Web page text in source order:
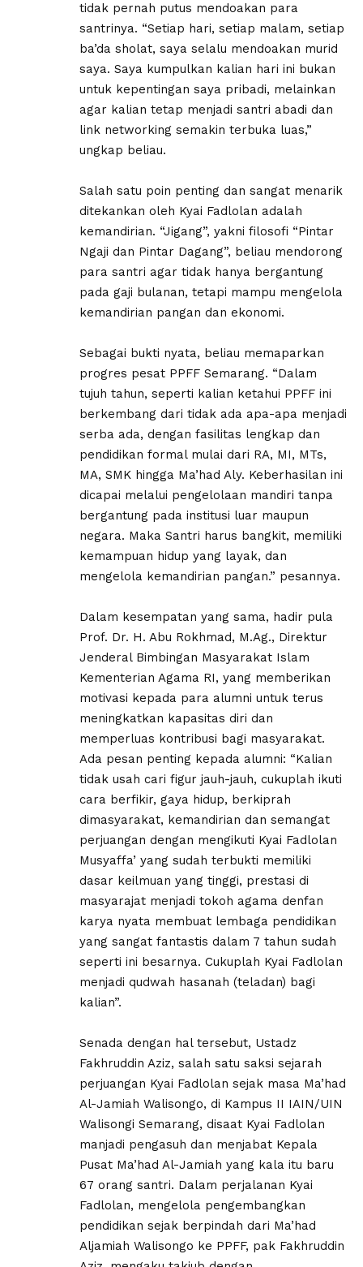
tidak pernah putus mendoakan para
santrinya. “Setiap hari, setiap malam, setiap
ba’da sholat, saya selalu mendoakan murid
saya. Saya kumpulkan kalian hari ini bukan
untuk kepentingan saya pribadi, melainkan
agar kalian tetap menjadi santri abadi dan
link networking semakin terbuka luas,”
ungkap beliau.
Salah satu poin penting dan sangat menarik
ditekankan oleh Kyai Fadlolan adalah
kemandirian. “Jigang”, yakni filosofi “Pintar
Ngaji dan Pintar Dagang”, beliau mendorong
para santri agar tidak hanya bergantung
pada gaji bulanan, tetapi mampu mengelola
kemandirian pangan dan ekonomi.
Sebagai bukti nyata, beliau memaparkan
progres pesat PPFF Semarang. “Dalam
tujuh tahun, seperti kalian ketahui PPFF ini
berkembang dari tidak ada apa-apa menjadi
serba ada, dengan fasilitas lengkap dan
pendidikan formal mulai dari RA, MI, MTs,
MA, SMK hingga Ma’had Aly. Keberhasilan ini
dicapai melalui pengelolaan mandiri tanpa
bergantung pada institusi luar maupun
negara. Maka Santri harus bangkit, memiliki
kemampuan hidup yang layak, dan
mengelola kemandirian pangan.” pesannya.
Dalam kesempatan yang sama, hadir pula
Prof. Dr. H. Abu Rokhmad, M.Ag., Direktur
Jenderal Bimbingan Masyarakat Islam
Kementerian Agama RI, yang memberikan
motivasi kepada para alumni untuk terus
meningkatkan kapasitas diri dan
memperluas kontribusi bagi masyarakat.
Ada pesan penting kepada alumni: “Kalian
tidak usah cari figur jauh-jauh, cukuplah ikuti
cara berfikir, gaya hidup, berkiprah
dimasyarakat, kemandirian dan semangat
perjuangan dengan mengikuti Kyai Fadlolan
Musyaffa’ yang sudah terbukti memiliki
dasar keilmuan yang tinggi, prestasi di
masyarajat menjadi tokoh agama denfan
karya nyata membuat lembaga pendidikan
yang sangat fantastis dalam 7 tahun sudah
seperti ini besarnya. Cukuplah Kyai Fadlolan
menjadi qudwah hasanah (teladan) bagi
kalian”.
Senada dengan hal tersebut, Ustadz
Fakhruddin Aziz, salah satu saksi sejarah
perjuangan Kyai Fadlolan sejak masa Ma’had
Al-Jamiah Walisongo, di Kampus II IAIN/UIN
Walisongi Semarang, disaat Kyai Fadlolan
manjadi pengasuh dan menjabat Kepala
Pusat Ma’had Al-Jamiah yang kala itu baru
67 orang santri. Dalam perjalanan Kyai
Fadlolan, mengelola pengembangkan
pendidikan sejak berpindah dari Ma’had
Aljamiah Walisongo ke PPFF, pak Fakhruddin